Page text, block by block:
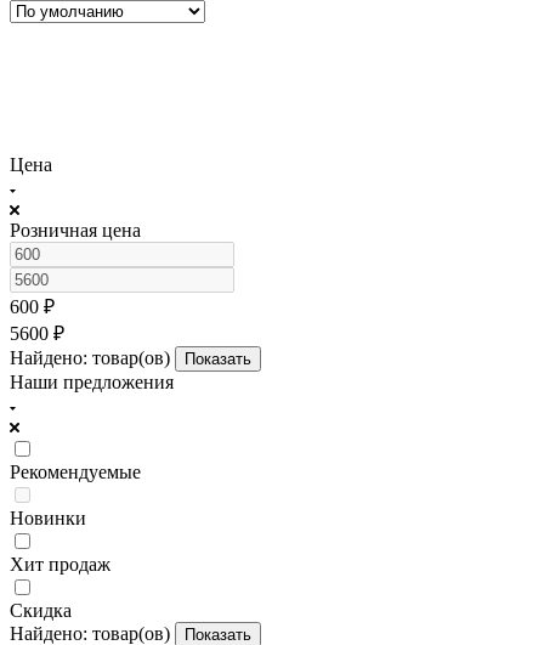
Цена
Розничная цена
600 ₽
5600 ₽
Найдено: товар(ов) Показать
Наши предложения
Рекомендуемые
Новинки
Хит продаж
Скидка
Найдено: товар(ов) Показать